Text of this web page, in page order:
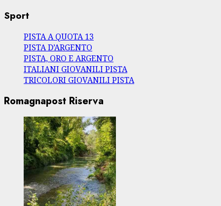
Sport
PISTA A QUOTA 13
PISTA D’ARGENTO
PISTA, ORO E ARGENTO
ITALIANI GIOVANILI PISTA
TRICOLORI GIOVANILI PISTA
Romagnapost Riserva